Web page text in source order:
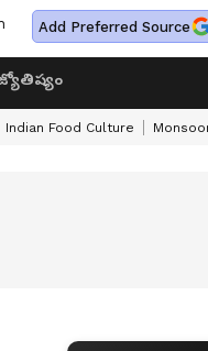
Add Preferred Source
Indian Food Culture